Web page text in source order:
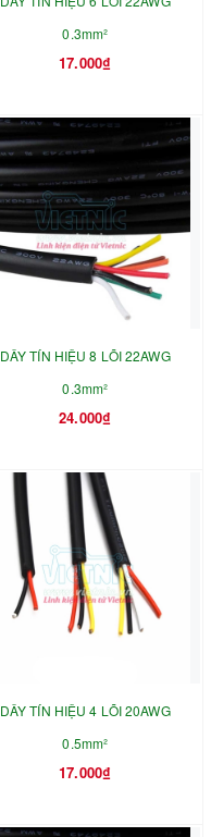
0.3mm²
17.000₫
DÂY TÍN HIỆU 8 LÕI 22AWG
0.3mm²
24.000₫
DÂY TÍN HIỆU 4 LÕI 20AWG
0.5mm²
17.000₫